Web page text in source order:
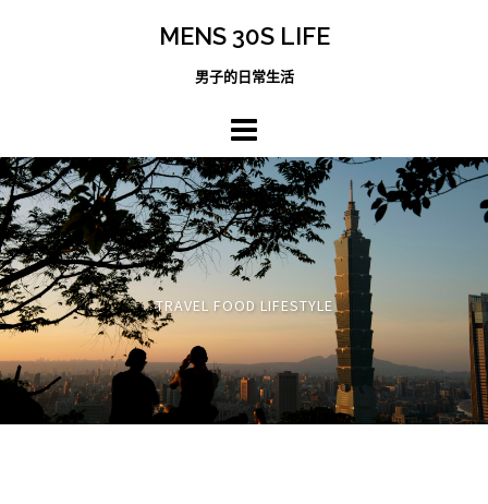
MENS 30S LIFE
男子的日常生活
TRAVEL FOOD LIFESTYLE